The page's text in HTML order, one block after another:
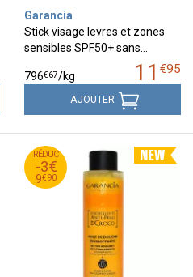
Garancia
Stick visage levres et zones
sensibles SPF50+ sans…
11 €95
796€67/kg
AJOUTER
RÉDUC
-3€
9€90
12
€
90
9
€
90